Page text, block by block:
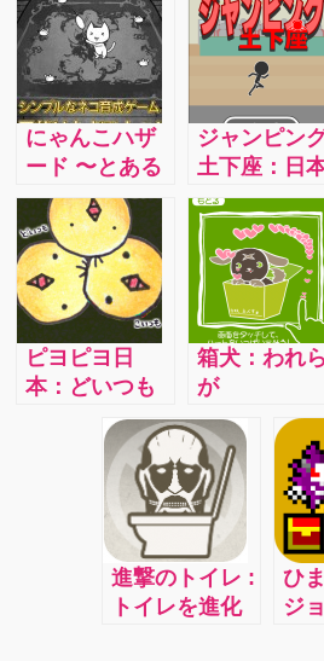
にゃんこハザ
ード 〜とある
ネコの観察日
記〜：かわい
さとグロさが
見事なバラン
スで同居す
る、新感覚ネ
コ育成アプ
リ！
ジャンピン
土下座：日
人のお家芸
ある土下座。
その中でも難
易度の高い荒
業『ジャンピ
ング土下座
にチャレンジ
できるアプリ
です！
ピヨピヨ日
本：どいつも
～こいつも
～、とりに
～、なるピヨ
～…そんな言
葉とともに鳥
になってゆく
日本。日本の
明日はどっち
箱犬：われら
が
による、愛ら
しい犬をワ
ワン泣かせ
だけのゲー
ム。しかし
の犬の名前…
箱…あれ、ヤ
進撃のトイレ :
トイレを進化
ひ
ジ